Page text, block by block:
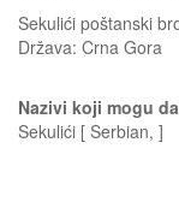
Sekulići poštanski
Država: Crna Gora
Nazivi koji mogu
Sekulići [ Serbian, ]